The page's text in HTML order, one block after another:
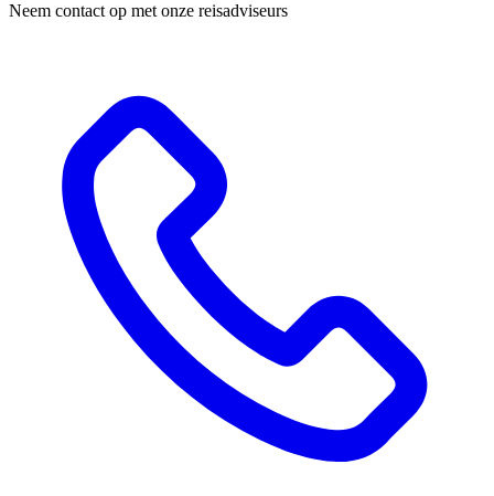
Neem contact op met onze reisadviseurs